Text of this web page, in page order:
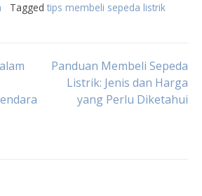
Tagged tips membeli sepeda listrik
Panduan Membeli Sepeda
Listrik: Jenis dan Harga
yang Perlu Diketahui